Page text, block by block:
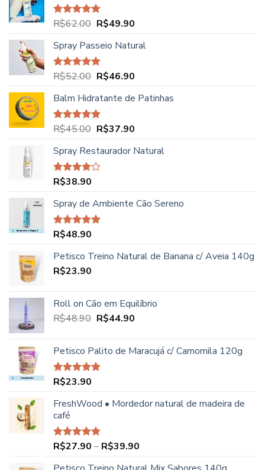
Avaliação
R$62.00 O
original
era:
R$62.00.
R$49.90O
atual
R$49.90.
Spray Passeio Natural
Avaliação
R$52.00 O
original
era:
R$52.00.
R$46.90O
atual
R$46.90.
Balm Hidratante de Patinhas
Avaliação
R$45.00 O
original
era:
R$37.90O
atual
Spray Restaurador Natural
Avaliação
5
R$38.90
Spray de Ambiente Cão Sereno
Avaliação
R$48.90
Petisco Treino Natural de Banana c/ Aveia 140g
R$23.90
Roll on Cão em Equilíbrio
R$48.90 O
era:
R$48.90.
R$44.90O
é:
Petisco Palito de Maracujá c/ Camomila 120g
Avaliação
R$23.90
FreshWood • Mordedor natural de madeira de
café
Avaliação
R$27.90 – R$39.90